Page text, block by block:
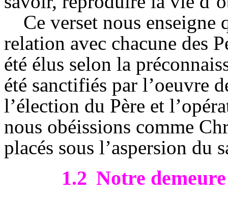
Ce verset nous enseigne
relation avec chacune des
été élus selon la
été sanctifiés par l’oeuvre
l’élection du Père et
nous obéissions comme
placés sous l’aspersion du
1.2 Notre